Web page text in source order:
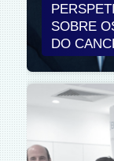
SOBRE
DO